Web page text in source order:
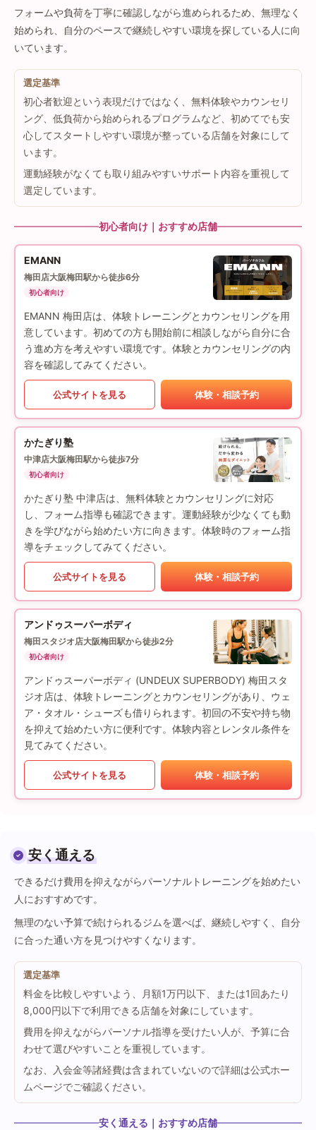
フォームや負荷を丁寧に確認しながら進められるため、無理なく
始められ、自分のペースで継続しやすい環境を探している人に向
いています。
選定基準
初心者歓迎という表現だけではなく、無料体験やカウンセリ
ング、低負荷から始められるプログラムなど、初めてでも安
心してスタートしやすい環境が整っている店舗を対象にして
います。
運動経験がなくても取り組みやすいサポート内容を重視して
選定しています。
初心者向け｜おすすめ店舗
EMANN
梅田店大阪梅田駅から徒歩6分
初心者向け
EMANN 梅田店は、体験トレーニングとカウンセリングを用
意しています。初めての方も開始前に相談しながら自分に合
う進め方を考えやすい環境です。体験とカウンセリングの内
容を確認してみてください。
公式サイトを見る 体験・相談予約
かたぎり塾
中津店大阪梅田駅から徒歩7分
初心者向け
かたぎり塾 中津店は、無料体験とカウンセリングに対応
し、フォーム指導も確認できます。運動経験が少なくても動
きを学びながら始めたい方に向きます。体験時のフォーム指
導をチェックしてみてください。
公式サイトを見る 体験・相談予約
アンドゥスーパーボディ
梅田スタジオ店大阪梅田駅から徒歩2分
初心者向け
アンドゥスーパーボディ (UNDEUX SUPERBODY) 梅田スタ
ジオ店は、体験トレーニングとカウンセリングがあり、ウェ
ア・タオル・シューズも借りられます。初回の不安や持ち物
を抑えて始めたい方に便利です。体験内容とレンタル条件を
見てみてください。
公式サイトを見る 体験・相談予約
安く通える
できるだけ費用を抑えながらパーソナルトレーニングを始めたい
人におすすめです。
無理のない予算で続けられるジムを選べば、継続しやすく、自分
に合った通い方を見つけやすくなります。
選定基準
料金を比較しやすいよう、月額1万円以下、または1回あたり
8,000円以下で利用できる店舗を対象にしています。
費用を抑えながらパーソナル指導を受けたい人が、予算に合
わせて選びやすいことを重視しています。
なお、入会金等諸経費は含まれていないので詳細は公式ホー
ムページでご確認ください。
安く通える｜おすすめ店舗